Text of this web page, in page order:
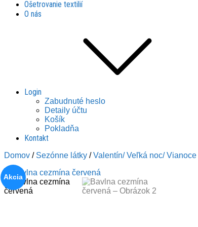
Ošetrovanie textilií
O nás
Login
Zabudnuté heslo
Detaily účtu
Košík
Pokladňa
Kontakt
Domov / Sezónne látky /Valentín/ Veľká noc/ Vianoce
Akcia